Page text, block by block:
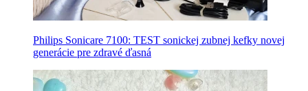
Philips Sonicare 7100: TEST sonickej zubnej kefky novej
generácie pre zdravé ďasná